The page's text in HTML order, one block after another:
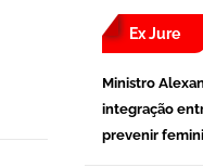
Ex Jure
Ministro
integração
prevenir